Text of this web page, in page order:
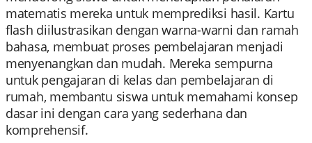
matematis mereka untuk memprediksi hasil. Kartu
flash diilustrasikan dengan warna-warni dan ramah
bahasa, membuat proses pembelajaran menjadi
menyenangkan dan mudah. Mereka sempurna
untuk pengajaran di kelas dan pembelajaran di
rumah, membantu siswa untuk memahami konsep
dasar ini dengan cara yang sederhana dan
komprehensif.